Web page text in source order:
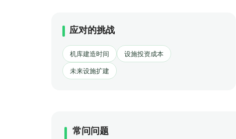
应对的挑战
机库建造时间 设施投资成本
未来设施扩建
常问问题